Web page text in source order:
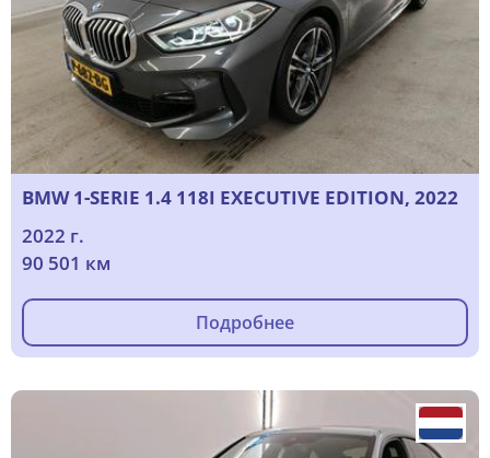
BMW 1-SERIE 1.4 118I EXECUTIVE EDITION, 2022
2022 г.
90 501 км
Подробнее